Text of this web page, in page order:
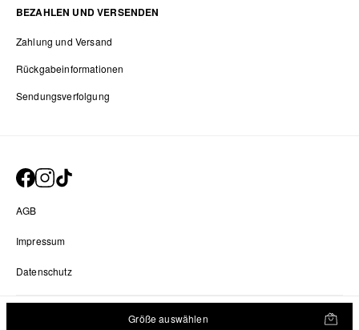
Größe auswählen
BEZAHLEN UND VERSENDEN
Zahlung und Versand
Rückgabeinformationen
Sendungsverfolgung
AGB
Impressum
Datenschutz
Datenschutz-Einstellungen